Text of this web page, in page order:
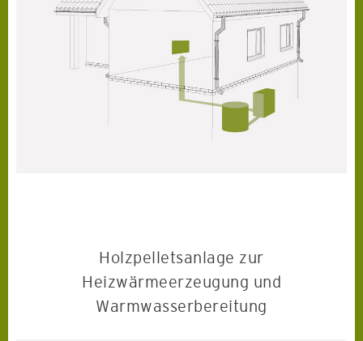
Holzpelletsanlage zur
Heizwärmeerzeugung und
Warmwasserbereitung